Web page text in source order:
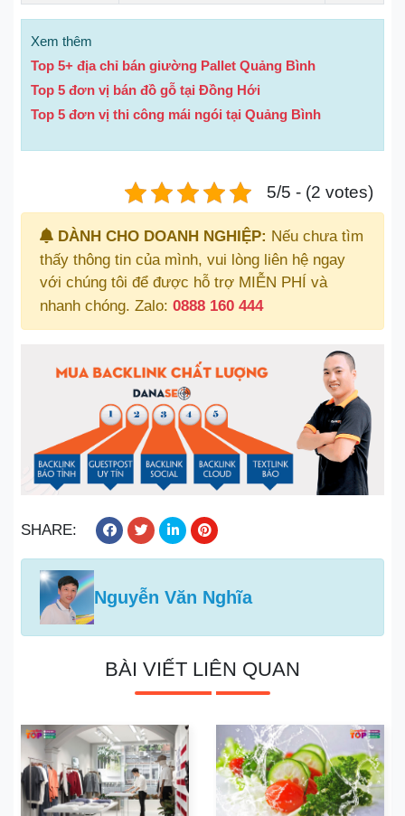
Xem thêm
Top 5+ địa chỉ bán giường Pallet Quảng Bình
Top 5 đơn vị bán đồ gỗ tại Đồng Hới
Top 5 đơn vị thi công mái ngói tại Quảng Bình
5/5 - (2 votes)
DÀNH CHO DOANH NGHIỆP: Nếu chưa tìm
thấy thông tin của mình, vui lòng liên hệ ngay
với chúng tôi để được hỗ trợ MIỄN PHÍ và
nhanh chóng. Zalo: 0888 160 444
SHARE:
Nguyễn Văn Nghĩa
BÀI VIẾT LIÊN QUAN